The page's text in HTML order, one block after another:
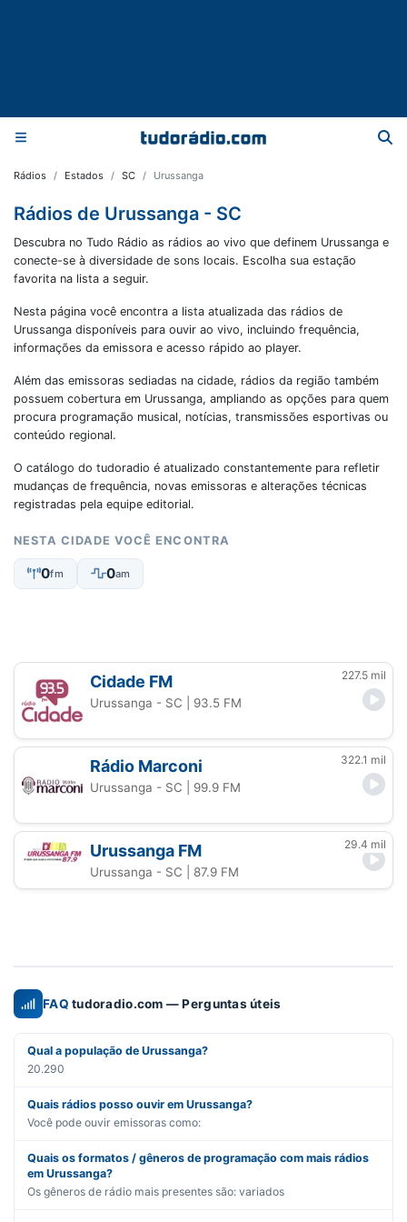
Rádios Estados SC Urussanga
Rádios de Urussanga - SC
Descubra no Tudo Rádio as rádios ao vivo que definem Urussanga e
conecte-se à diversidade de sons locais. Escolha sua estação
favorita na lista a seguir.
Nesta página você encontra a lista atualizada das rádios de
Urussanga disponíveis para ouvir ao vivo, incluindo frequência,
informações da emissora e acesso rápido ao player.
Além das emissoras sediadas na cidade, rádios da região também
possuem cobertura em Urussanga, ampliando as opções para quem
procura programação musical, notícias, transmissões esportivas ou
conteúdo regional.
O catálogo do tudoradio é atualizado constantemente para refletir
mudanças de frequência, novas emissoras e alterações técnicas
registradas pela equipe editorial.
NESTA CIDADE VOCÊ ENCONTRA
0fm 0am
Cidade FM 227.5 mil
Urussanga - SC | 93.5 FM
Rádio Marconi 322.1 mil
Urussanga - SC | 99.9 FM
Urussanga FM 29.4 mil
Urussanga - SC | 87.9 FM
FAQ tudoradio.com — Perguntas úteis
Qual a população de Urussanga?
20.290
Quais rádios posso ouvir em Urussanga?
Você pode ouvir emissoras como:
Quais os formatos / gêneros de programação com mais rádios
em Urussanga?
Os gêneros de rádio mais presentes são: variados